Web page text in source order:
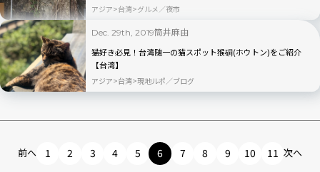
アジア 台湾 グルメ／夜市
Dec. 29th, 2019筒井麻由
猫好き必見！台湾随一の猫スポット猴硐(ホウトン)をご紹介
【台湾】
アジア 台湾 現地ルポ／ブログ
前へ 1 2 3 4 5 6 7 8 9 10 11 次へ